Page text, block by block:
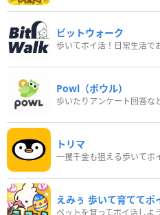
ビットウォーク
Powl（ポウル）
トリマ
一攫千金も狙える歩いてポ
えみぅ 歩いて育ててポ